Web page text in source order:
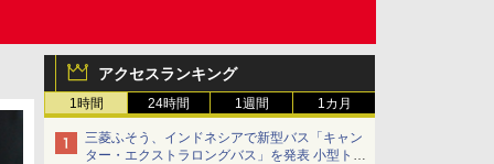
アクセスランキング
1時間 24時間 1週間 1カ月
三菱ふそう、インドネシアで新型バス「キャン
ター・エクストラロングバス」を発表 小型トラ